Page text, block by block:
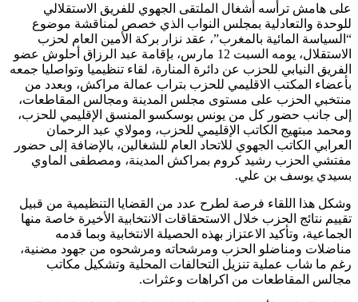
على هامش ترأسه أشغال الملتقى الجهوي للفريق الاستقلالي
للوحدة والتعادلية بمجلس النواب الذي خصص لمناقشة موضوع
“السياسة المائية بالمغرب”، عقد نزار بركة الأمين العام لحزب
الاستقلال، يومه السبت 12 مارس، بإقامة عبد الرزاق أحلوش عضو
الفريق النيابي للحزب عن دائرة المنارة، لقاء تنظيميا وتواصليا جمعه
بأعضاء المكتب الاقليمي للحزب بتراب عمالة مراكش، وبعدد من
منتخبي الحزب على مستوى مجلس المدينة ومجالس المقاطعات،
إلى جانب حضور كل من يونس بوسكسو المنسق الإقليمي للحزب،
ومحمد مبتهيج الكاتب الإقليمي للحزب، ومولاي عبد الرحمان
العرابي الكاتب الجهوي للاتحاد العام للشغالين، بالإضافة إلى حضور
مفتشي الحزب رشيد كروم بمراكش المدينة، ومصطفى الماوي
بسيدي يوسف بن علي.
وشكل هذا اللقاء فرصة لطرح عدد من القضايا التنظيمية من قبيل
تقييم نتائج الحزب خلال الاستحقاقات الانتخابية الأخيرة خاصة منها
الجماعية، وتأكيد الاعتزاز بهذه الحصيلة الانتخابية وبما قدمه
مناضلات ومناضلو الحزب ومرشحاته ومرشحوه من جهود مضنية،
رغم ما شاب عملية تنزيل التحالفات المحلية وتشكيل مكاتب
مجالس المقاطعات من اكراهات وعثرات.